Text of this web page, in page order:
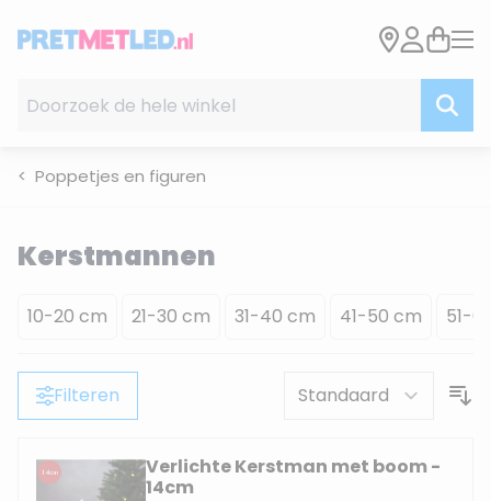
Poppetjes en figuren
Kerstmannen
10-20 cm 21-30 cm 31-40 cm 41-50 cm 51-
Filteren
Verlichte Kerstman met boom -
14cm